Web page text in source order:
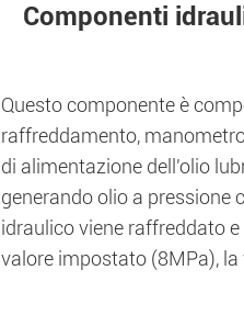
Componenti
Questo componente è
raffreddamento,
di alimentazione dell'olio
generando olio a pressione
idraulico viene raffreddato
valore impostato (8MPa),